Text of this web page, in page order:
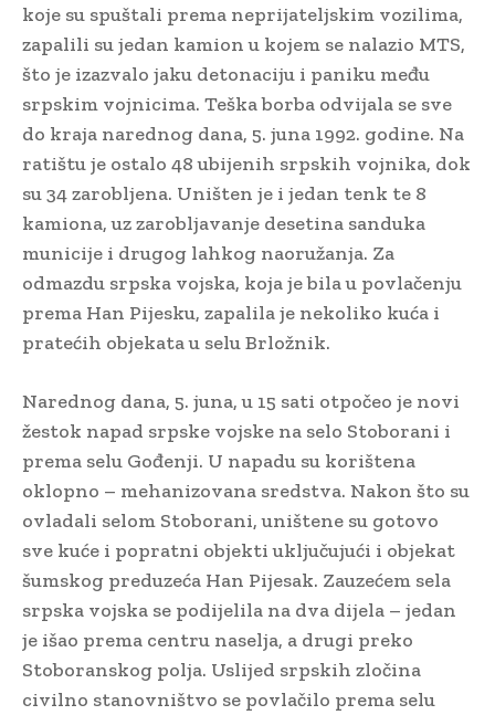
koje su spuštali prema neprijateljskim vozilima,
zapalili su jedan kamion u kojem se nalazio MTS,
što je izazvalo jaku detonaciju i paniku među
srpskim vojnicima. Teška borba odvijala se sve
do kraja narednog dana, 5. juna 1992. godine. Na
ratištu je ostalo 48 ubijenih srpskih vojnika, dok
su 34 zarobljena. Uništen je i jedan tenk te 8
kamiona, uz zarobljavanje desetina sanduka
municije i drugog lahkog naoružanja. Za
odmazdu srpska vojska, koja je bila u povlačenju
prema Han Pijesku, zapalila je nekoliko kuća i
pratećih objekata u selu Brložnik.
Narednog dana, 5. juna, u 15 sati otpočeo je novi
žestok napad srpske vojske na selo Stoborani i
prema selu Gođenji. U napadu su korištena
oklopno – mehanizovana sredstva. Nakon što su
ovladali selom Stoborani, uništene su gotovo
sve kuće i popratni objekti uključujući i objekat
šumskog preduzeća Han Pijesak. Zauzećem sela
srpska vojska se podijelila na dva dijela – jedan
je išao prema centru naselja, a drugi preko
Stoboranskog polja. Uslijed srpskih zločina
civilno stanovništvo se povlačilo prema selu